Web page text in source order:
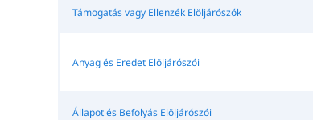
Támogatás vagy Ellenzék Elöljárószók
Anyag és Eredet Elöljárószói
Állapot és Befolyás Elöljárószói